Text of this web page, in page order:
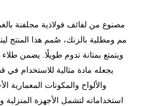
مم ومطلية بالزنك، صُمم هذا المنتج
ويتمتع بمتانة تدوم طويلًا. يضمن
يجعله مادة مثالية للاستخدام
والألواح والمكونات المعمارية
استخداماته لتشمل الأجهزة المنزلية